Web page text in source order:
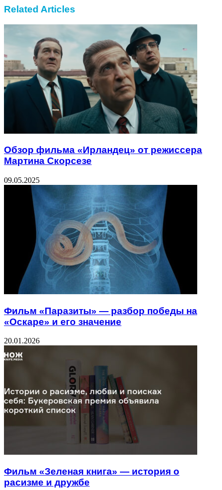
Related Articles
Обзор фильма «Ирландец» от режиссера
Мартина Скорсезе
09.05.2025
Фильм «Паразиты» — разбор победы на
«Оскаре» и его значение
20.01.2026
Фильм «Зеленая книга» — история о
расизме и дружбе